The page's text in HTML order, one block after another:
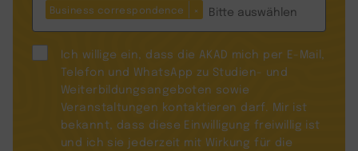
Business correspondence ×
Ich willige ein, dass die AKAD mich per E-Mail,
Telefon und WhatsApp zu Studien- und
Weiterbildungsangeboten sowie
Veranstaltungen kontaktieren darf. Mir ist
bekannt, dass diese Einwilligung freiwillig ist
und ich sie jederzeit mit Wirkung für die